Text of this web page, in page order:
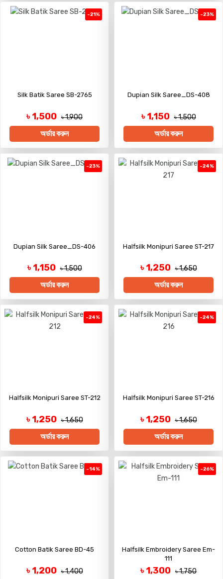
-21%
Silk Batik Saree SB-2765
৳ 1,500 ৳ 1,900
অর্ডার করুন
-23%
Dupian Silk Saree_DS-408
৳ 1,150 ৳ 1,500
অর্ডার করুন
-23%
Dupian Silk Saree_DS-406
৳ 1,150 ৳ 1,500
অর্ডার করুন
-24%
Halfsilk Monipuri Saree ST-217
৳ 1,250 ৳ 1,650
অর্ডার করুন
-24%
Halfsilk Monipuri Saree ST-212
৳ 1,250 ৳ 1,650
অর্ডার করুন
-24%
Halfsilk Monipuri Saree ST-216
৳ 1,250 ৳ 1,650
অর্ডার করুন
-14%
Cotton Batik Saree BD-45
৳ 1,200 ৳ 1,400
-26%
Halfsilk Embroidery Saree Em-
111
৳ 1,300 ৳ 1,750